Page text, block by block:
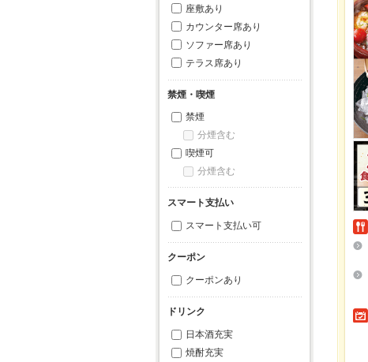
座敷あり
カウンター席あり
ソファー席あり
テラス席あり
禁煙・喫煙
禁煙
分煙含む
喫煙可
分煙含む
スマート支払い
スマート支払い可
クーポン
クーポンあり
ドリンク
日本酒充実
焼酎充実